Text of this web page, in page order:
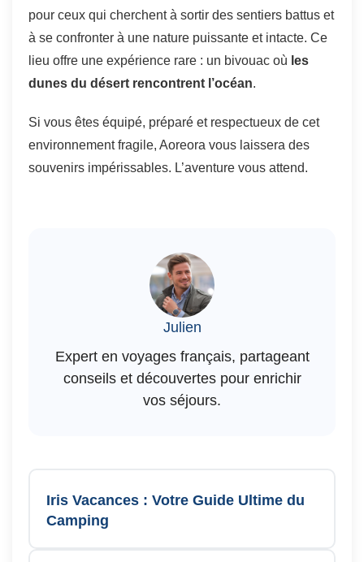
pour ceux qui cherchent à sortir des sentiers battus et
à se confronter à une nature puissante et intacte. Ce
lieu offre une expérience rare : un bivouac où les
dunes du désert rencontrent l’océan.
Si vous êtes équipé, préparé et respectueux de cet
environnement fragile, Aoreora vous laissera des
souvenirs impérissables. L’aventure vous attend.
Julien
Expert en voyages français, partageant
conseils et découvertes pour enrichir
vos séjours.
Iris Vacances : Votre Guide Ultime du
Camping